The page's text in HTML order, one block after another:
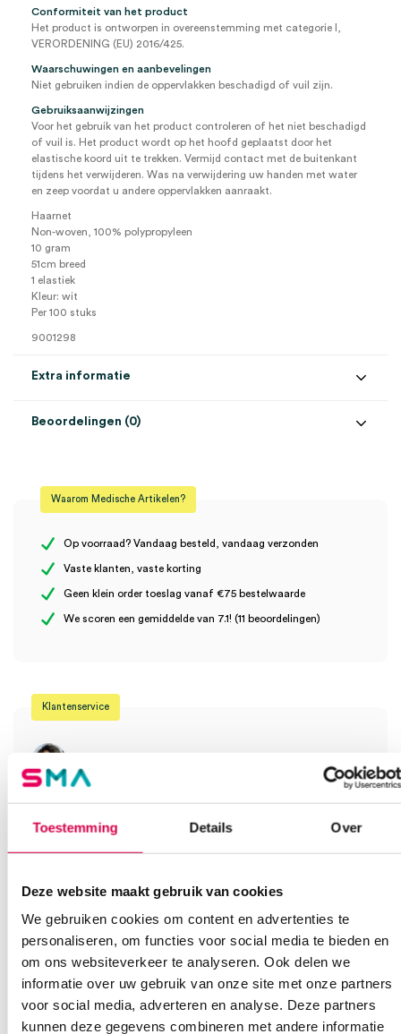
Toestemming Details Over
Deze website maakt gebruik van cookies
We gebruiken cookies om content en advertenties te
personaliseren, om functies voor social media te bieden en
om ons websiteverkeer te analyseren. Ook delen we
informatie over uw gebruik van onze site met onze partners
voor social media, adverteren en analyse. Deze partners
kunnen deze gegevens combineren met andere informatie
Conformiteit van het product
Het product is ontworpen in overeenstemming met categorie I,
VERORDENING (EU) 2016/425.
Waarschuwingen en aanbevelingen
Niet gebruiken indien de oppervlakken beschadigd of vuil zijn.
Gebruiksaanwijzingen
Voor het gebruik van het product controleren of het niet beschadigd
of vuil is. Het product wordt op het hoofd geplaatst door het
elastische koord uit te trekken. Vermijd contact met de buitenkant
tijdens het verwijderen. Was na verwijdering uw handen met water
en zeep voordat u andere oppervlakken aanraakt.
Haarnet
Non-woven, 100% polypropyleen
10 gram
51cm breed
1 elastiek
Kleur: wit
Per 100 stuks
9001298
Extra informatie
Steriel onsteriel
Beoordelingen (0)
Er zijn nog geen beoordelingen.
(100)” te beoordelen
Waarom Medische Artikelen?
Op voorraad? Vandaag besteld, vandaag verzonden
Vaste klanten, vaste korting
Geen klein order toeslag vanaf €75 bestelwaarde
We scoren een gemiddelde van 7.1! (11 beoordelingen)
Klantenservice
Heb je een vraag?
Anca helpt je!
Onze klantenservice is bereikbaar van maandag t/m vrijdag van
08:30 tot 17:00
Bel Anca E-mail Anca Contactformulier